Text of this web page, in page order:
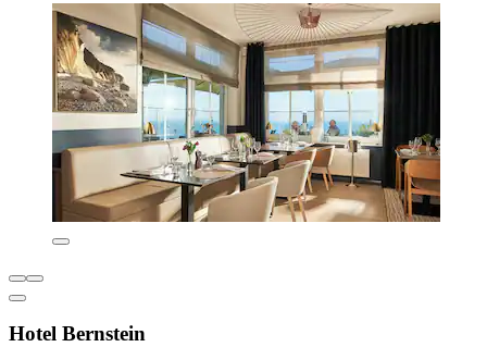
Hotel Bernstein